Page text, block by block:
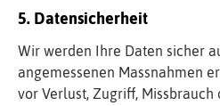
Datensicherheit
Wir werden Ihre Daten sicher
angemessenen Massnahmen
vor Verlust, Zugriff, Missbrauch